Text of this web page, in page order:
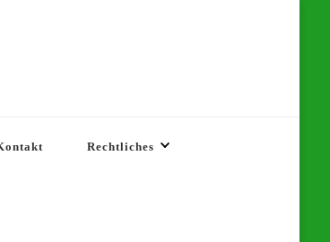
Rechtliches